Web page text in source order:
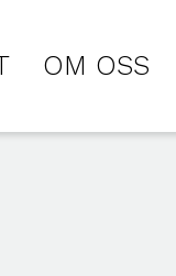
OM OSS